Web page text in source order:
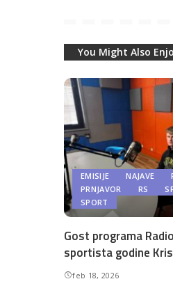
You Might Also
EMISIJE NAJAVE
PRNJAVOR
RS
SPORT
Gost programa
sportista godine
feb 18, 2026